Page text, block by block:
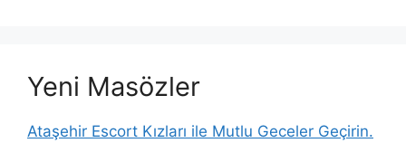
Yeni Masözler
Ataşehir Escort Kızları ile Mutlu Geceler Geçirin.